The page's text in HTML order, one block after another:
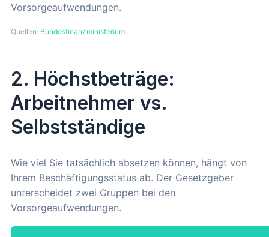
Vorsorgeaufwendungen.
Quellen: Bundesfinanzministerium
2. Höchstbeträge:
Arbeitnehmer vs.
Selbstständige
Wie viel Sie tatsächlich absetzen können, hängt von
Ihrem Beschäftigungsstatus ab. Der Gesetzgeber
unterscheidet zwei Gruppen bei den
Vorsorgeaufwendungen.